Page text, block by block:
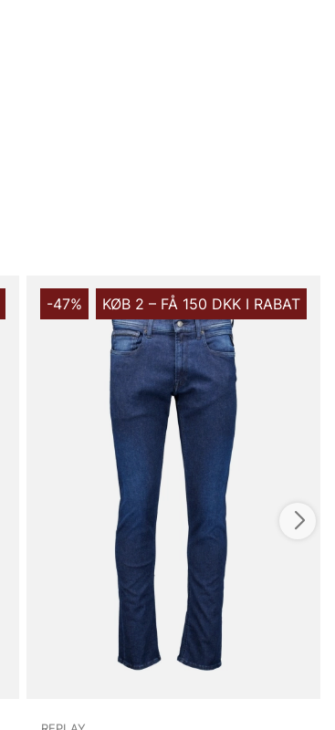
-47% KØB 2 – FÅ 150 DKK I RABAT